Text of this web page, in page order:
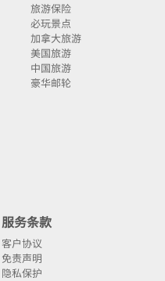
旅游保险
必玩景点
加拿大旅游
美国旅游
中国旅游
豪华邮轮
服务条款
客户协议
免责声明
隐私保护